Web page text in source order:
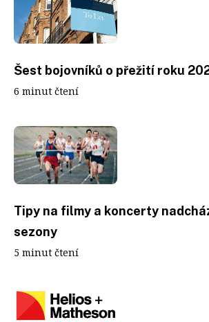
Šest bojovníků o přežití roku
6 minut čtení
Tipy na filmy a koncerty
sezony
5 minut čtení